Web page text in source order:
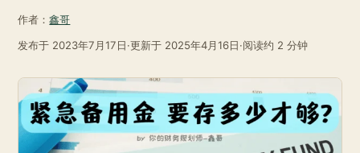
作者：鑫哥
发布于 2023年7月17日·更新于 2025年4月16日·阅读约 2 分钟